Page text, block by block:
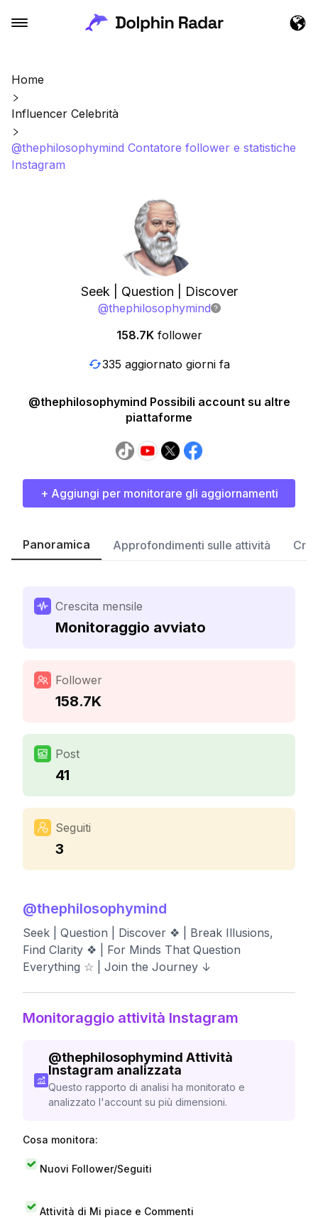
Home
Influencer Celebrità
@thephilosophymind Contatore follower e statistiche
Instagram
Seek | Question | Discover
@thephilosophymind
158.7K follower
335 aggiornato giorni fa
@thephilosophymind Possibili account su altre
piattaforme
+ Aggiungi per monitorare gli aggiornamenti
Panoramica Approfondimenti sulle attività
Crescita mensile
Monitoraggio avviato
Follower
158.7K
Post
41
Seguiti
3
@thephilosophymind
Seek | Question | Discover ❖ | Break Illusions,
Find Clarity ❖ | For Minds That Question
Everything ☆ | Join the Journey ↓
Monitoraggio attività Instagram
@thephilosophymind Attività
Instagram analizzata
Questo rapporto di analisi ha monitorato e
analizzato l'account su più dimensioni.
Cosa monitora:
Nuovi Follower/Seguiti
Attività di Mi piace e Commenti